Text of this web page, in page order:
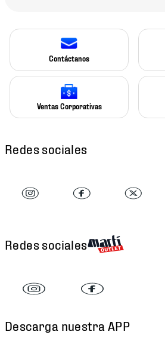
Contáctanos
Ventas Corporativas
Redes sociales
Redes sociales
Descarga nuestra APP